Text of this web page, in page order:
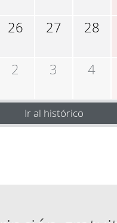
26 27 28
2 3 4
Ir al histórico